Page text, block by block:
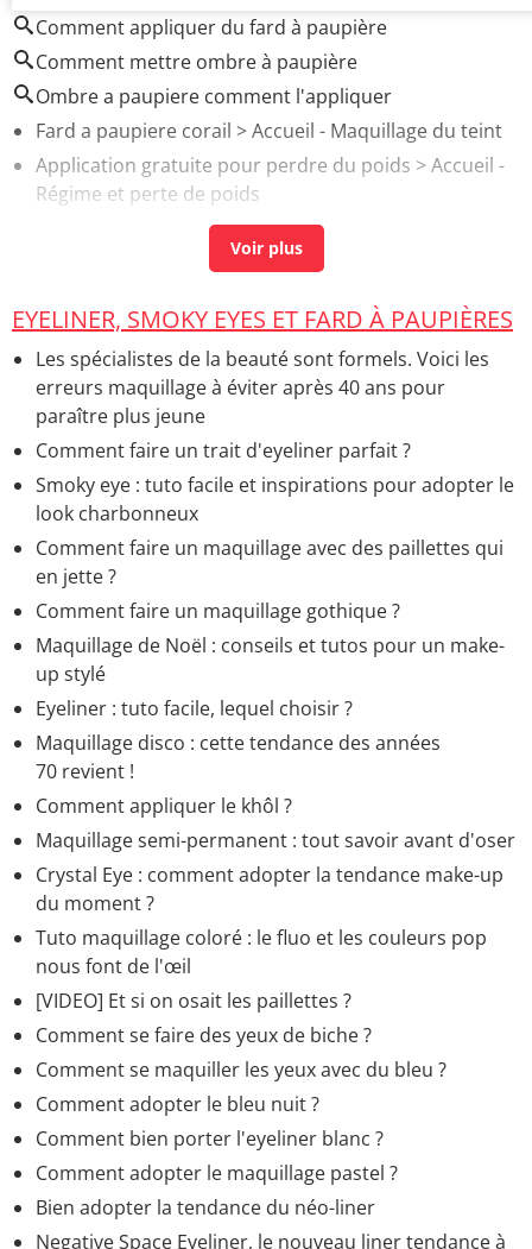
Comment appliquer du fard à paupière
Comment mettre ombre à paupière
Ombre a paupiere comment l'appliquer
Fard a paupiere corail > Accueil - Maquillage du teint
Application gratuite pour perdre du poids > Accueil -
Régime et perte de poids
Paupiere tombante solution naturelle
Mécanismes de la peau
questions diverses
Fard a paupiere holographique> Accueil - Autres
conseils et astuces maquillage
EYELINER, SMOKY EYES ET FARD À PAUPIÈRES
Les spécialistes de la beauté sont formels. Voici les
erreurs maquillage à éviter après 40 ans pour
paraître plus jeune
Comment faire un trait d'eyeliner parfait ?
Smoky eye : tuto facile et inspirations pour adopter le
look charbonneux
Comment faire un maquillage avec des paillettes qui
en jette ?
Comment faire un maquillage gothique ?
Maquillage de Noël : conseils et tutos pour un make-
up stylé
Eyeliner : tuto facile, lequel choisir ?
Maquillage disco : cette tendance des années
70 revient !
Comment appliquer le khôl ?
Maquillage semi-permanent : tout savoir avant d'oser
Crystal Eye : comment adopter la tendance make-up
du moment ?
Tuto maquillage coloré : le fluo et les couleurs pop
nous font de l'œil
[VIDEO] Et si on osait les paillettes ?
Comment se faire des yeux de biche ?
Comment se maquiller les yeux avec du bleu ?
Comment adopter le bleu nuit ?
Comment bien porter l'eyeliner blanc ?
Comment adopter le maquillage pastel ?
Bien adopter la tendance du néo-liner
Negative Space Eyeliner, le nouveau liner tendance à